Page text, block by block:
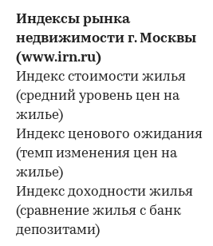
Индексы рынка
недвижимости г. Москвы
(www.irn.ru)
Индекс стоимости жилья
(средний уровень цен на
жилье)
Индекс ценового ожидания
(темп изменения цен на
жилье)
Индекс доходности жилья
(сравнение жилья с банк
депозитами)